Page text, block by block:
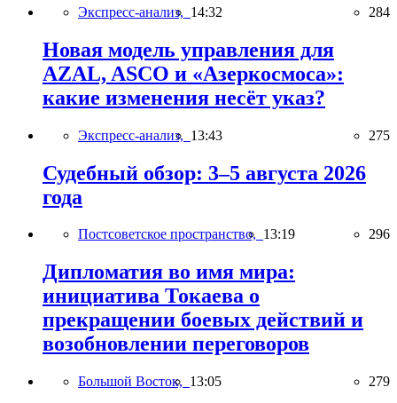
Экспресс-анализ, 14:32 284
Новая модель управления для
AZAL, ASCO и «Азеркосмоса»:
какие изменения несёт указ?
Экспресс-анализ, 13:43 275
Судебный обзор: 3–5 августа 2026
года
Постсоветское пространство, 13:19 296
Дипломатия во имя мира:
инициатива Токаева о
прекращении боевых действий и
возобновлении переговоров
Большой Восток, 13:05 279